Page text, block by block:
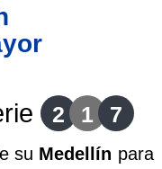
2 1 7
su Medellín para